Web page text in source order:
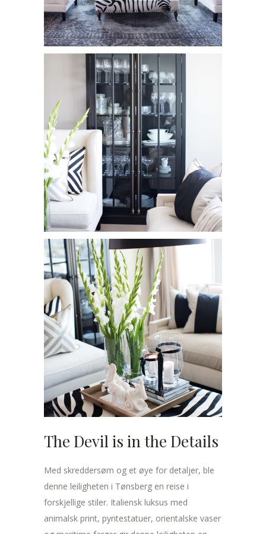
The Devil is in the Details
Med skreddersøm og et øye for detaljer, ble
denne leiligheten i Tønsberg en reise i
forskjellige stiler. Italiensk luksus med
animalsk print, pyntestatuer, orientalske vaser